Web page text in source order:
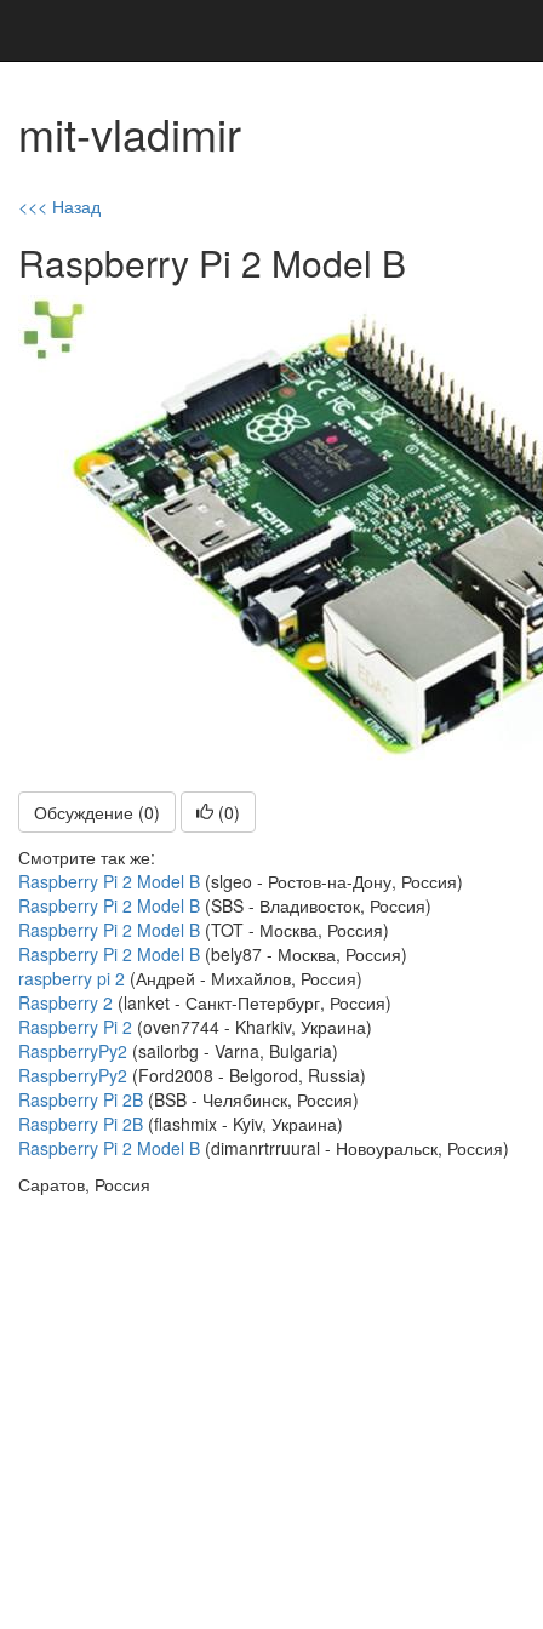
mit-vladimir
<<< Назад
Raspberry Pi 2 Model B
Обсуждение (0) (0)
Смотрите так же:
Raspberry Pi 2 Model B (slgeo - Ростов-на-Дону, Россия)
Raspberry Pi 2 Model B (SBS - Владивосток, Россия)
Raspberry Pi 2 Model B (TOT - Москва, Россия)
Raspberry Pi 2 Model B (bely87 - Москва, Россия)
raspberry pi 2 (Андрей - Михайлов, Россия)
Raspberry 2 (lanket - Санкт-Петербург, Россия)
Raspberry Pi 2 (oven7744 - Kharkiv, Украина)
RaspberryPy2 (sailorbg - Varna, Bulgaria)
RaspberryPy2 (Ford2008 - Belgorod, Russia)
Raspberry Pi 2B (BSB - Челябинск, Россия)
Raspberry Pi 2B (flashmix - Kyiv, Украина)
Raspberry Pi 2 Model B (dimanrtrruural - Новоуральск, Россия)
Саратов, Россия